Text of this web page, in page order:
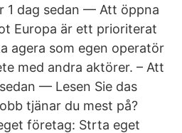
1 dag sedan — Att öppna
Europa är ett prioriterat
agera som egen operatör
med andra aktörer. – Att
— Lesen Sie das
tjänar du mest på?
företag: Strta eget